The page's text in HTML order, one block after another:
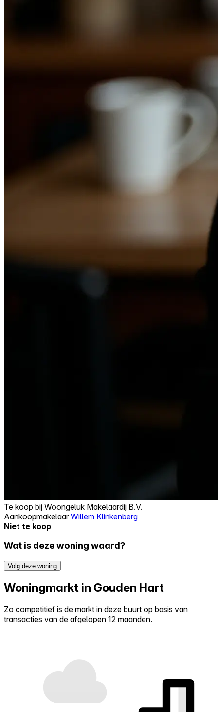
Te koop bij Woongeluk Makelaardij B.V.
AankoopmakelaarWillem Klinkenberg
Niet te koop
Wat is deze woning waard?
Volg deze woning
Woningmarkt in Gouden Hart
Zo competitief is de markt in deze buurt op basis van
transacties van de afgelopen 12 maanden.